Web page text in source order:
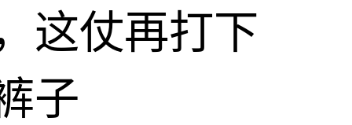
这仗再打下
子